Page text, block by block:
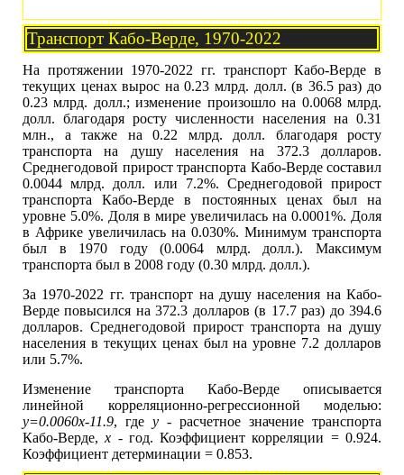
Транспорт Кабо-Верде, 1970-2022
На протяжении 1970-2022 гг. транспорт Кабо-Верде в
текущих ценах вырос на 0.23 млрд. долл. (в 36.5 раз) до
0.23 млрд. долл.; изменение произошло на 0.0068 млрд.
долл. благодаря росту численности населения на 0.31
млн., а также на 0.22 млрд. долл. благодаря росту
транспорта на душу населения на 372.3 долларов.
Среднегодовой прирост транспорта Кабо-Верде составил
0.0044 млрд. долл. или 7.2%. Среднегодовой прирост
транспорта Кабо-Верде в постоянных ценах был на
уровне 5.0%. Доля в мире увеличилась на 0.0001%. Доля
в Африке увеличилась на 0.030%. Минимум транспорта
был в 1970 году (0.0064 млрд. долл.). Максимум
транспорта был в 2008 году (0.30 млрд. долл.).
За 1970-2022 гг. транспорт на душу населения на Кабо-
Верде повысился на 372.3 долларов (в 17.7 раз) до 394.6
долларов. Среднегодовой прирост транспорта на душу
населения в текущих ценах был на уровне 7.2 долларов
или 5.7%.
Изменение транспорта Кабо-Верде описывается
линейной корреляционно-регрессионной моделью:
y=0.0060x-11.9, где y - расчетное значение транспорта
Кабо-Верде,x - год. Коэффициент корреляции = 0.924.
Коэффициент детерминации = 0.853.